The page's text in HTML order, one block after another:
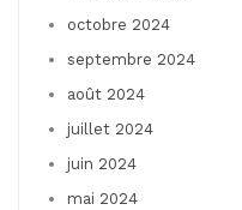
octobre 2024
septembre 2024
août 2024
juillet 2024
juin 2024
mai 2024